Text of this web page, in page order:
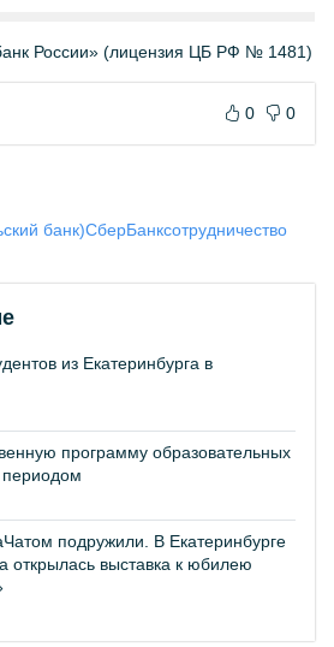
России» (лицензия ЦБ РФ № 1481)
0 0
банк)СберБанксотрудничество
из Екатеринбурга в
программу образовательных
периодом
подружили. В Екатеринбурге
открылась выставка к юбилею